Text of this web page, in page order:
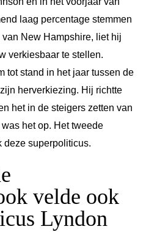
laag percentage stemmen
New Hampshire, liet hij
verkiesbaar te stellen.
tot stand in het jaar tussen de
herverkiezing. Hij richtte
het in de steigers zetten van
het op. Het tweede
deze superpoliticus.
velde ook
Lyndon